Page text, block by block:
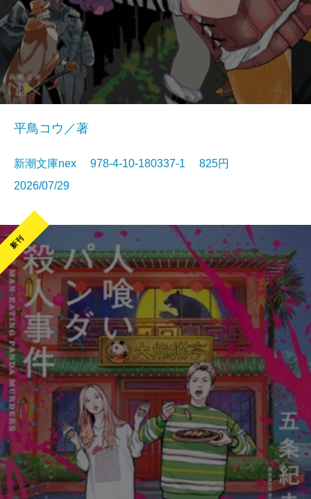
平鳥コウ／著
新潮文庫nex 978-4-10-180337-1 825円
2026/07/29
新刊